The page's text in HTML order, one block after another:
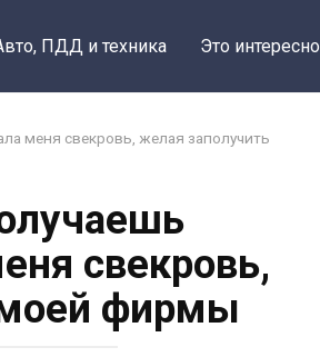
ПДД и техника Это интересно
меня свекровь, желая заполучить
свекровь,
моей фирмы